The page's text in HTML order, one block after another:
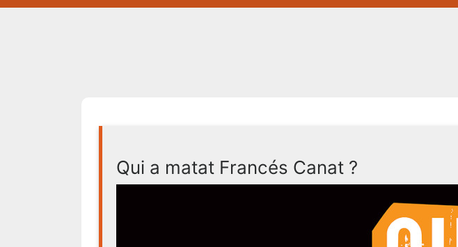
Qui a matat Francés Canat ?